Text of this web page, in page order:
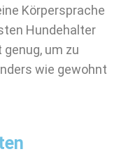
Körpersprache
Hundehalter
genug, um zu
wie gewohnt